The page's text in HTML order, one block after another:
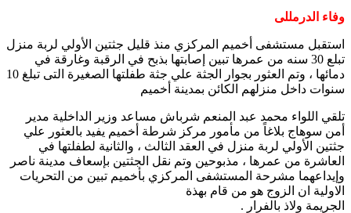
وفاء الدرمللى
استقبل مستشفى أخميم المركزي منذ قليل جثتين الأولي لربة منزل
تبلع 30 سنه من عمرها تبين إصابتها بذبح في الرقبة وغارقة في
دمائها ، وتم العثور بجوار الجثة علي جثة طفلتها الصغيرة التى تبلغ 10
سنوات داخل منزلهم الكائن بمدينة أخميم
تلقي اللواء محمد عبد المنعم شرباش مساعد وزير الداخلية مدير
أمن سوهاج بلاغاً من مأمور مركز شرطة أخميم يفيد بالعثور علي
جثتين الأولي لربة منزل في العقد الثالث ، والثانية لطفلتها في
العاشرة من عمرها ، مذبوحين وتم نقل الجثتين بإسعاف مدينة ناصر
وإيداعهما مشرحة المستشفى المركزي بأخميم تبين من التحريات
الاولية ان الزوج هو من قام بهذة
الجريمة ولاذ بالفرار .